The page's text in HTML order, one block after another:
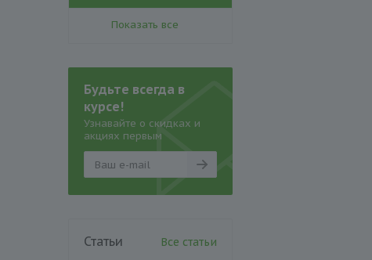
Показать все
Будьте всегда в
курсе!
Узнавайте о скидках и
акциях первым
Статьи Все статьи